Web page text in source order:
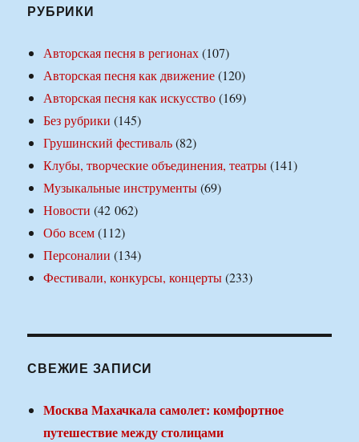
РУБРИКИ
Авторская песня в регионах(107)
Авторская песня как движение(120)
Авторская песня как искусство(169)
Без рубрики (145)
Грушинский фестиваль(82)
Клубы, творческие объединения, театры(141)
Музыкальные инструменты(69)
Новости (42 062)
Обо всем(112)
Персоналии (134)
Фестивали, конкурсы, концерты(233)
СВЕЖИЕ ЗАПИСИ
Москва Махачкала самолет: комфортное
путешествие между столицами